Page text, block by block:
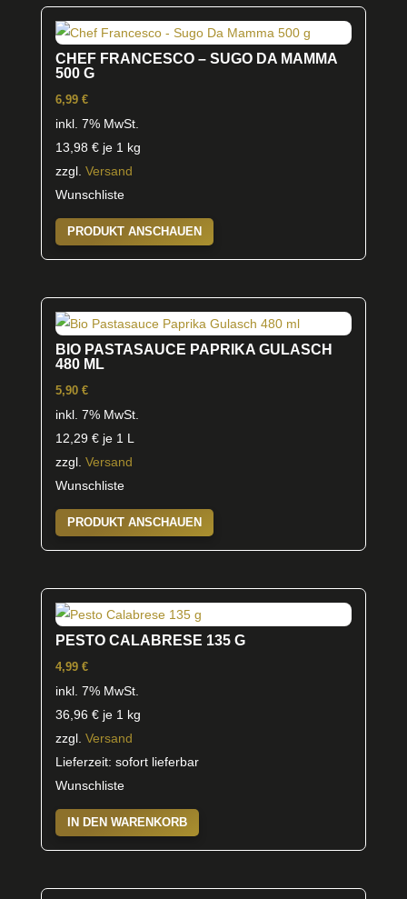
CHEF FRANCESCO – SUGO DA MAMMA
500 G
6,99 €
inkl. 7% MwSt.
13,98 €je 1 kg
zzgl. Versand
Wunschliste
PRODUKT ANSCHAUEN
BIO PASTASAUCE PAPRIKA GULASCH
480 ML
5,90 €
inkl. 7% MwSt.
12,29 €je 1 L
zzgl. Versand
Wunschliste
PRODUKT ANSCHAUEN
PESTO CALABRESE 135 G
4,99 €
inkl. 7% MwSt.
36,96 €je 1 kg
zzgl. Versand
Lieferzeit: sofort lieferbar
Wunschliste
IN DEN WARENKORB